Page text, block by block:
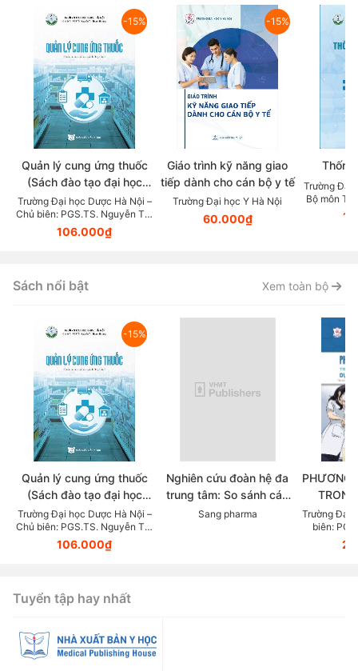
-15%
Quản lý cung ứng thuốc
(Sách đào tạo đại học
ngành dược học)
Trường Đại học Dược Hà Nội –
Chủ biên: PGS.TS. Nguyễn Thị
Thanh Hương
106.000₫
-15%
Giáo trình kỹ năng giao
tiếp dành cho cán bộ y tế
Trường Đại học Y Hà Nội
60.000₫
Trường Đại
Bộ môn
Quách Thị
Sách nổi bật Xem toàn bộ
-15%
Quản lý cung ứng thuốc
(Sách đào tạo đại học
ngành dược học)
Trường Đại học Dược Hà Nội –
Chủ biên: PGS.TS. Nguyễn Thị
Thanh Hương
106.000₫
Nghiên cứu đoàn hệ đa
trung tâm: So sánh các
chẹn beta trong thực tế
Sang pharma
PHƯƠNG
KHOA
LỰC
giảng
Trường Đại
biên:
Tuyển tập hay nhất